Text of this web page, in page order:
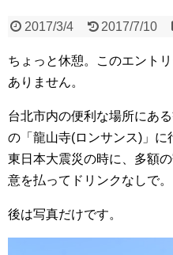
2017/3/4 2017/7/10
ちょっと休憩。このエント
ありません。
台北市内の便利な場所にあ
の「龍山寺(ロンサンス)」
東日本大震災の時に、多額
意を払ってドリンクなしで。
後は写真だけです。